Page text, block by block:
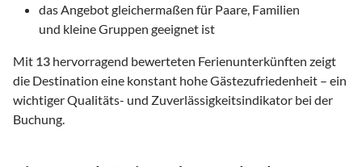
das Angebot gleichermaßen für Paare, Familien
und kleine Gruppen geeignet ist
Mit 13 hervorragend bewerteten Ferienunterkünften zeigt
die Destination eine konstant hohe Gästezufriedenheit – ein
wichtiger Qualitäts- und Zuverlässigkeitsindikator bei der
Buchung.